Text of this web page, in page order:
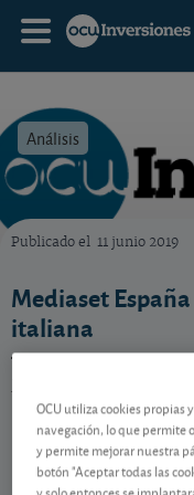
Análisis
Publicado el 11 junio 2019
Mediaset
italiana
Tras meses de
Mediaset y su filial
OCU utiliza cookies propias
navegación, lo que permite
y permite mejorar nuestra
botón "Aceptar todas las